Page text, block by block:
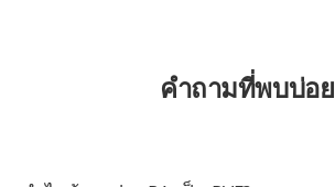
คำถามที่พบบ่อย